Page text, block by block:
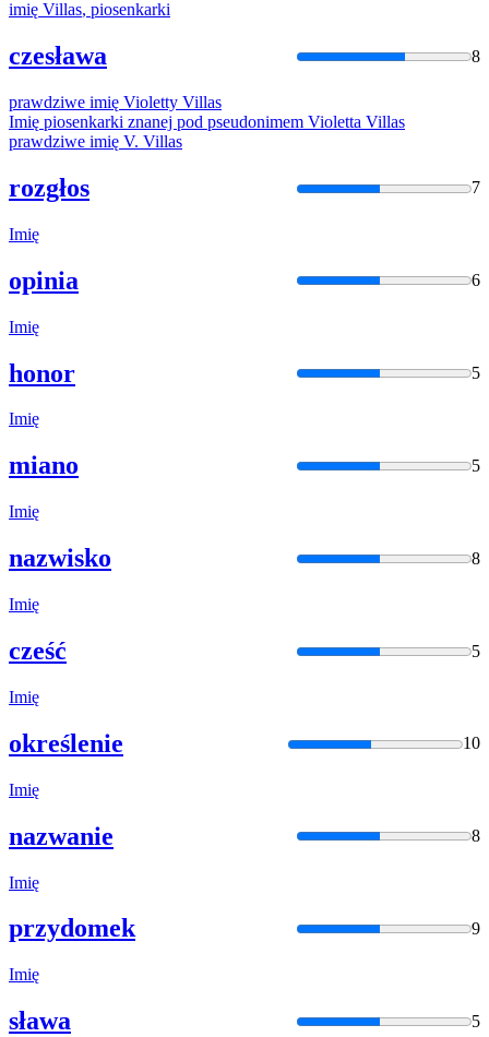
imię Villas, piosenkarki
czesława 8
prawdziwe imię Violetty Villas
Imię piosenkarki znanej pod pseudonimem Violetta Villas
prawdziwe imię V. Villas
rozgłos 7
Imię
opinia 6
Imię
honor 5
Imię
miano 5
Imię
nazwisko 8
Imię
cześć 5
Imię
określenie 10
Imię
nazwanie 8
Imię
przydomek 9
Imię
sława 5